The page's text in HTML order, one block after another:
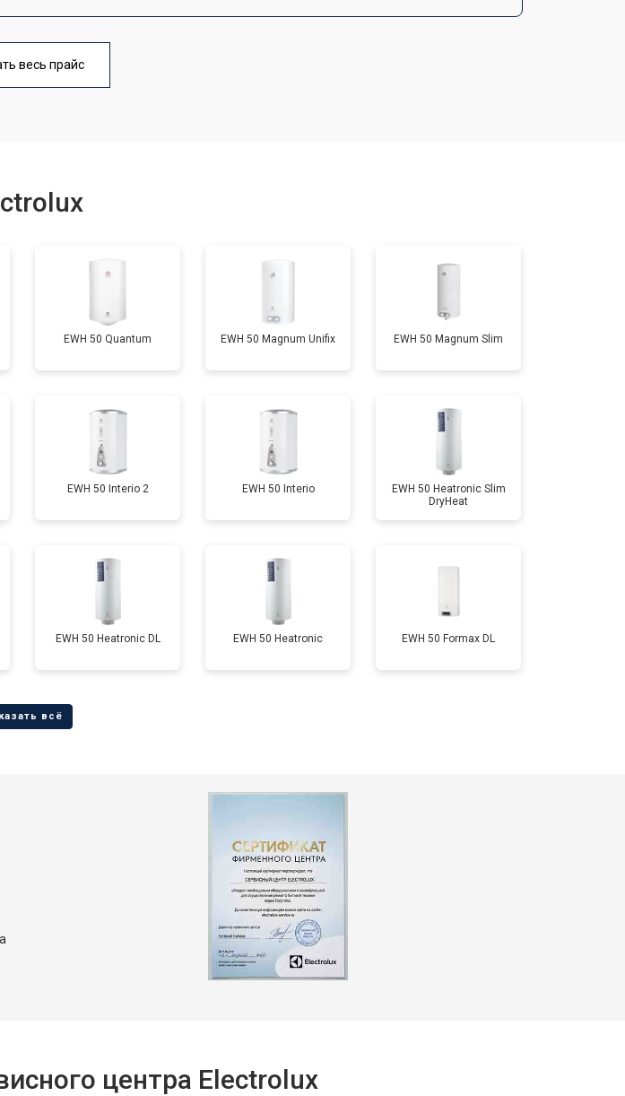
от 110 мин
от 110 мин от 3990 ₽ Заказать
от 70 мин от 3590 ₽ Заказать
Заказать
от 140 мин от 5250 ₽ Заказать
от 70 мин
от 3749 ₽
весь прайс
EWH 50 Quantum EWH 50 Magnum Unifix EWH 50 Magnum Slim
EWH 50 Interio 2 EWH 50 Interio
EWH 50 Heatronic Slim
DryHeat
EWH 50 Heatronic DL EWH 50 Heatronic EWH 50 Formax DL
центра Electrolux